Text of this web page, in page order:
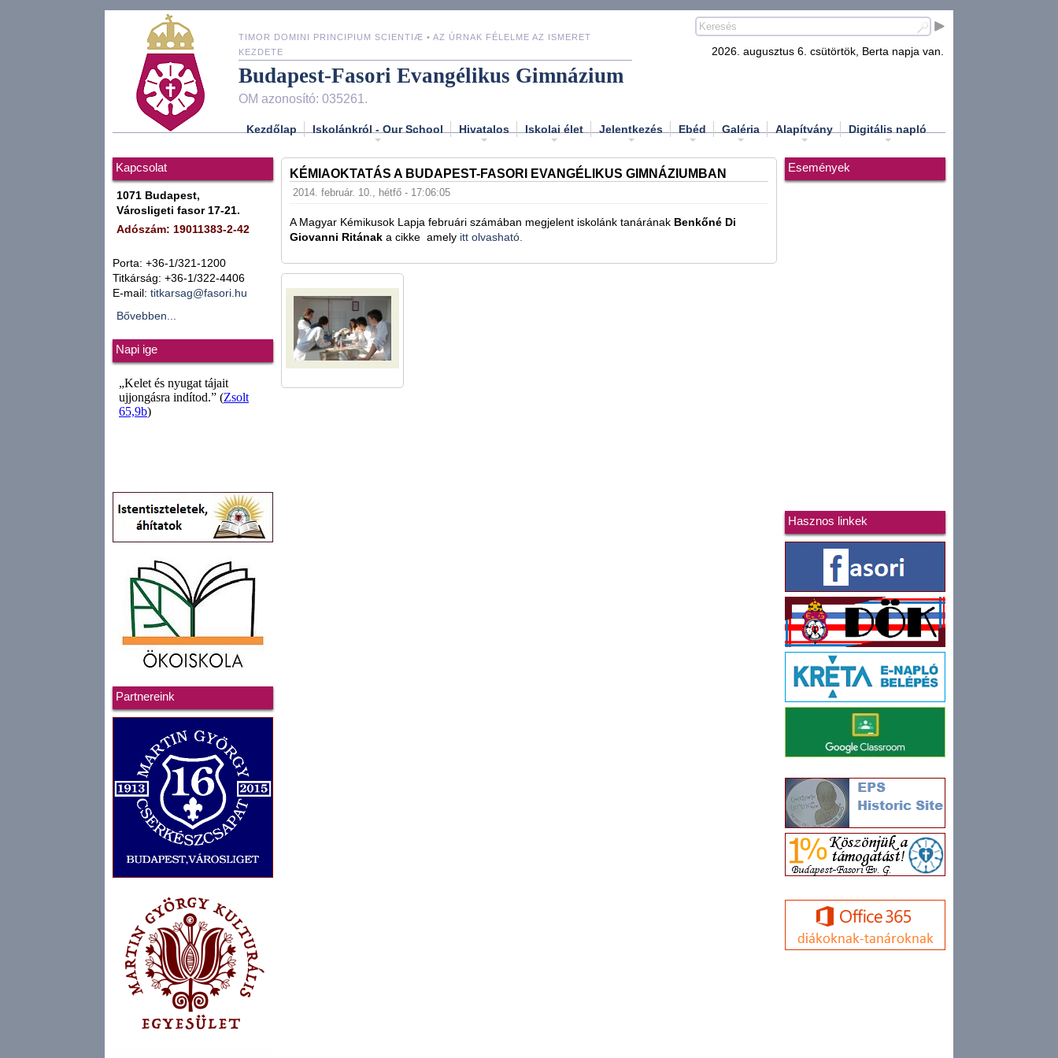
TIMOR DOMINI PRINCIPIUM SCIENTIÆ • AZ ÚRNAK FÉLELME AZ ISMERET
KEZDETE
Budapest-Fasori Evangélikus Gimnázium
OM azonosító: 035261.
2026. augusztus 6. csütörtök, Berta napja van.
Kezdőlap Iskolánkról - Our School Hivatalos Iskolai élet Jelentkezés Ebéd Galéria Alapítvány Digitális napló
Kapcsolat
1071 Budapest,
Városligeti fasor 17-21.
Adószám: 19011383-2-42
Porta: +36-1/321-1200
Titkárság: +36-1/322-4406
E-mail: titkarsag@fasori.hu
Bővebben...
Napi ige
Partnereink
KÉMIAOKTATÁS A BUDAPEST-FASORI EVANGÉLIKUS GIMNÁZIUMBAN
2014. február. 10., hétfő - 17:06:05
A Magyar Kémikusok Lapja februári számában megjelent iskolánk tanárának Benkőné Di
Giovanni Ritának a cikke amely itt olvasható.
Események
Hasznos linkek